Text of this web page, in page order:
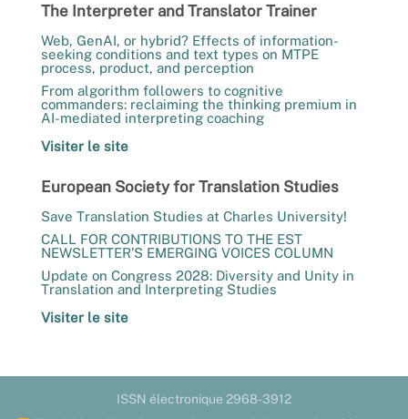
The Interpreter and Translator Trainer
Web, GenAI, or hybrid? Effects of information-
seeking conditions and text types on MTPE
process, product, and perception
From algorithm followers to cognitive
commanders: reclaiming the thinking premium in
AI-mediated interpreting coaching
Visiter le site
European Society for Translation Studies
Save Translation Studies at Charles University!
CALL FOR CONTRIBUTIONS TO THE EST
NEWSLETTER’S EMERGING VOICES COLUMN
Update on Congress 2028: Diversity and Unity in
Translation and Interpreting Studies
Visiter le site
ISSN électronique 2968-3912